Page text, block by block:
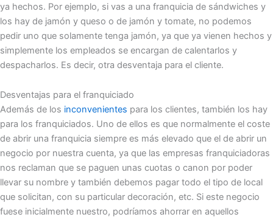
ya hechos. Por ejemplo, si vas a una franquicia de sándwiches y
los hay de jamón y queso o de jamón y tomate, no podemos
pedir uno que solamente tenga jamón, ya que ya vienen hechos y
simplemente los empleados se encargan de calentarlos y
despacharlos. Es decir, otra desventaja para el cliente.
Desventajas para el franquiciado
Además de los inconvenientes para los clientes, también los hay
para los franquiciados. Uno de ellos es que normalmente el coste
de abrir una franquicia siempre es más elevado que el de abrir un
negocio por nuestra cuenta, ya que las empresas franquiciadoras
nos reclaman que se paguen unas cuotas o canon por poder
llevar su nombre y también debemos pagar todo el tipo de local
que solicitan, con su particular decoración, etc. Si este negocio
fuese inicialmente nuestro, podríamos ahorrar en aquellos